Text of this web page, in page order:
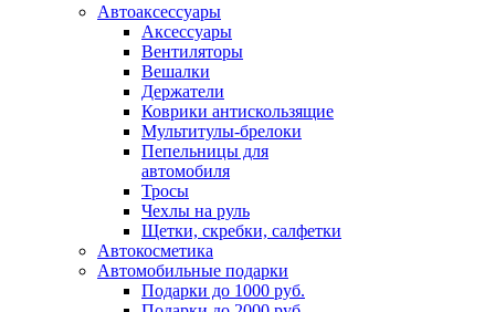
Автоаксессуары
Аксессуары
Вентиляторы
Вешалки
Держатели
Коврики антискользящие
Мультитулы-брелоки
Пепельницы для
автомобиля
Тросы
Чехлы на руль
Щетки, скребки, салфетки
Автокосметика
Автомобильные подарки
Подарки до 1000 руб.